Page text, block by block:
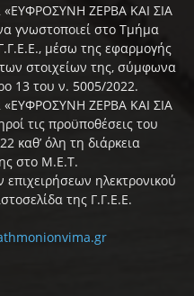
«ΕΥΦΡΟΣΥΝΗ ΖΕΡΒΑ ΚΑΙ ΣΙΑ
γνωστοποιεί στο Τμήμα
μέσω της εφαρμογής
στοιχείων της, σύμφωνα
13 του ν. 5005/2022.
«ΕΥΦΡΟΣΥΝΗ ΖΕΡΒΑ ΚΑΙ ΣΙΑ
τις προϋποθέσεις του
καθ’ όλη τη διάρκεια
στο Μ.Ε.Τ.
ηλεκτρονικού
της Γ.Γ.Ε.Ε.